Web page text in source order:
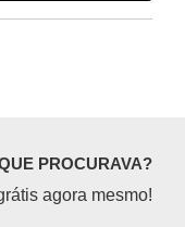
PROCURAVA?
agora mesmo!